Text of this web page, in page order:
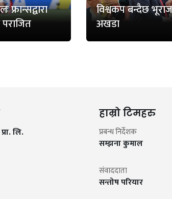
विश्वकप बन्दैछ
अखडा
लि.
हाम्रो टिमहरु
प्रबन्ध निर्देशक
सम्झना कुमाल
संवाददाता
सन्तोष परियार